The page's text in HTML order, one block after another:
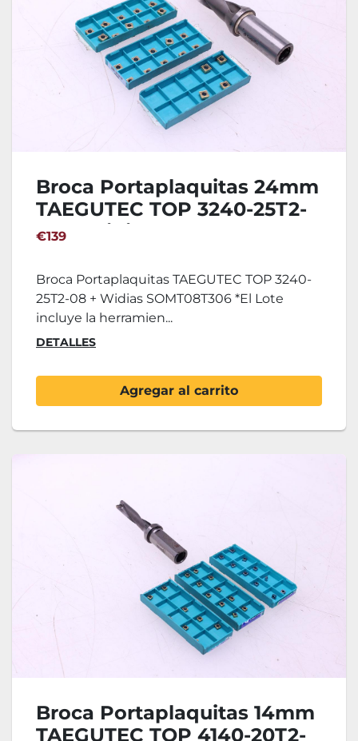
Broca Portaplaquitas 24mm
TAEGUTEC TOP 3240-25T2-
08 + Widias SOMT08T306
€139
Broca Portaplaquitas TAEGUTEC TOP 3240-
25T2-08 + Widias SOMT08T306 *El Lote
incluye la herramien...
DETALLES
Agregar al carrito
Broca Portaplaquitas 14mm
TAEGUTEC TOP 4140-20T2-